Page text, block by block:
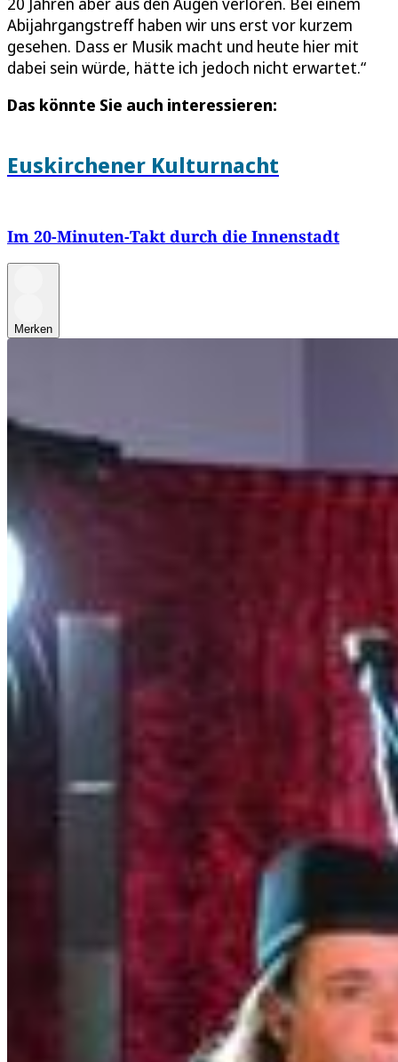
Abijahrgangstreff haben wir uns erst vor kurzem
gesehen. Dass er Musik macht und heute hier mit
dabei sein würde, hätte ich jedoch nicht erwartet.“
Das könnte Sie auch interessieren:
Euskirchener Kulturnacht
Im 20-Minuten-Takt durch die Innenstadt
Merken